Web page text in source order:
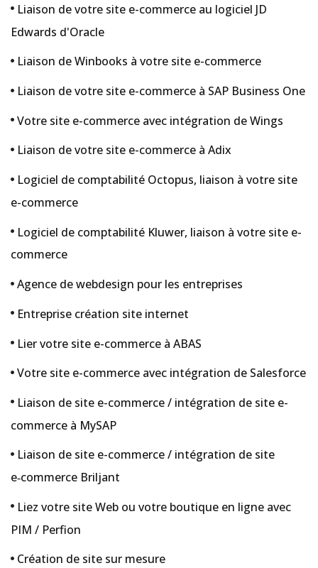
Liaison de votre site e-commerce au logiciel JD
Edwards d'Oracle
Liaison de Winbooks à votre site e-commerce
Liaison de votre site e-commerce à SAP Business One
Votre site e-commerce avec intégration de Wings
Liaison de votre site e-commerce à Adix
Logiciel de comptabilité Octopus, liaison à votre site
e-commerce
Logiciel de comptabilité Kluwer, liaison à votre site e-
commerce
Agence de webdesign pour les entreprises
Entreprise création site internet
Lier votre site e-commerce à ABAS
Votre site e-commerce avec intégration de Salesforce
Liaison de site e-commerce / intégration de site e-
commerce à MySAP
Liaison de site e-commerce / intégration de site
e‑commerce Briljant
Liez votre site Web ou votre boutique en ligne avec
PIM / Perfion
Création de site sur mesure